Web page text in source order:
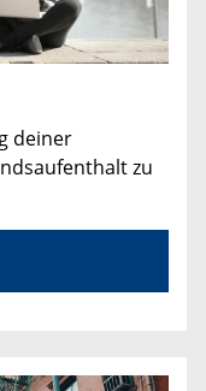
deiner
zu